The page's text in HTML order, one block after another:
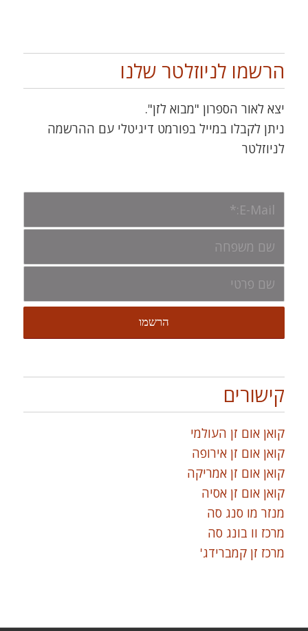
הרשמו לניוזלטר שלנו
יצא לאור הספרון "מבוא לזן".
ניתן לקבלו במייל בפורמט דיגיטלי עם ההרשמה
לניוזלטר
קישורים
קואן אום זן העולמי
קואן אום זן אירופה
קואן אום זן אמריקה
קואן אום זן אסיה
מנזר מו סנג סה
מרכז וו בונג סה
מרכז זן קמברידג'